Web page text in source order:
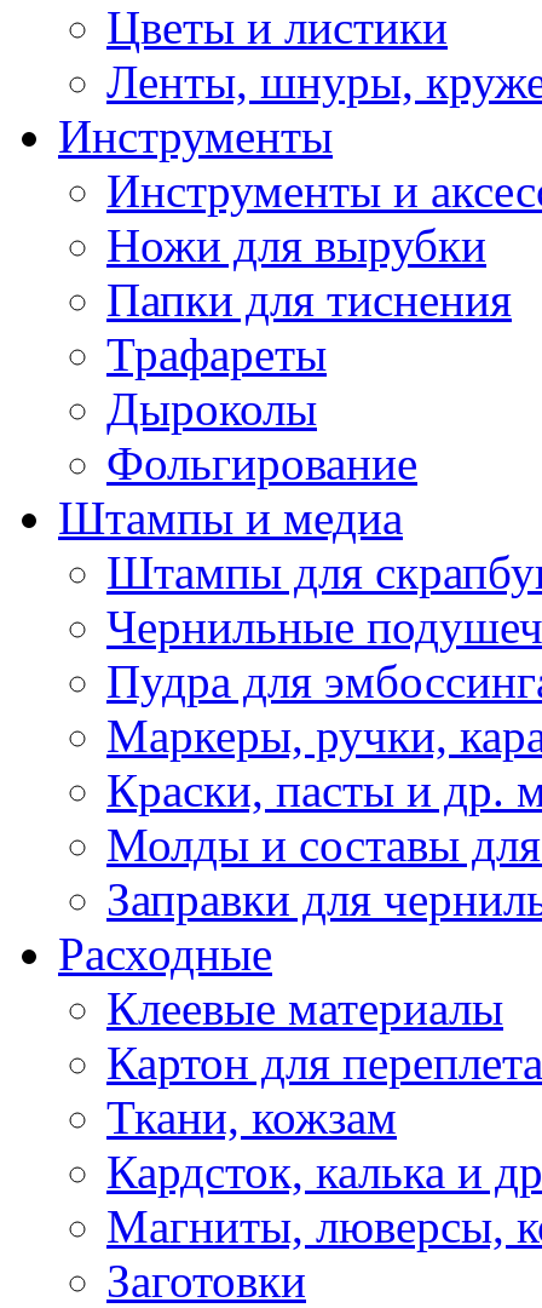
Цветы и листики
Ленты, шнуры,
Инструменты
Инструменты и
Ножи для вырубки
Папки для тиснения
Трафареты
Дыроколы
Фольгирование
Штампы и медиа
Штампы для
Чернильные
Пудра для
Маркеры, ручки,
Краски, пасты и др.
Молды и составы
Заправки для
Расходные
Клеевые материалы
Картон для переплета
Ткани, кожзам
Кардсток, калька и
Магниты, люверсы,
Заготовки